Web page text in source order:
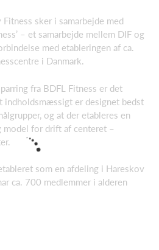
sker i samarbejde med
– et samarbejde mellem DIF og
med etableringen af ca.
i Danmark.
fra BDFL Fitness er det
indholdsmæssigt er designet bedst
og at der etableres en
for drift af centeret –
som en afdeling i Hareskov
ca. 700 medlemmer i alderen